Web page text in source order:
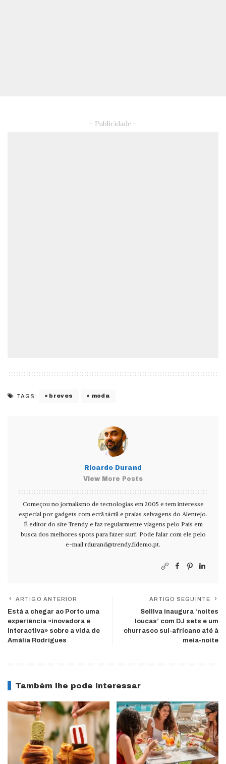
– Publicidade –
TAGS: breves moda
Ricardo Durand
View More Posts
Começou no jornalismo de tecnologias em 2005 e tem interesse
especial por gadgets com ecrã táctil e praias selvagens do Alentejo.
É editor do site Trendy e faz regularmente viagens pelo País em
busca dos melhores spots para fazer surf. Pode falar com ele pelo
e-mail rdurand@trendy.fidemo.pt.
ARTIGO ANTERIOR
Está a chegar ao Porto uma
experiência «inovadora e
interactiva» sobre a vida de
Amália Rodrigues
ARTIGO SEGUINTE
Selllva inaugura ‘noites
loucas’ com DJ sets e um
churrasco sul-africano até à
meia-noite
Também lhe pode interessar